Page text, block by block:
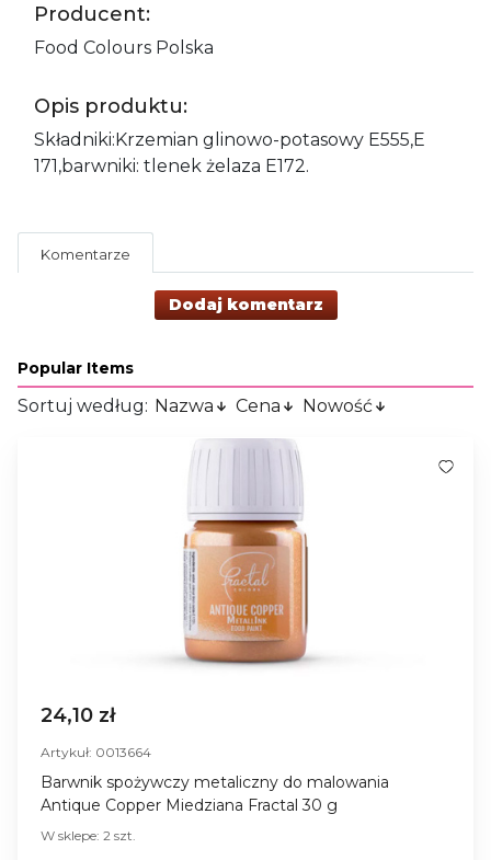
Producent:
Food Colours Polska
Opis produktu:
Składniki:Krzemian glinowo-potasowy E555,E
171,barwniki: tlenek żelaza E172.
Komentarze
Dodaj komentarz
Popular Items
Sortuj według: Nazwa Cena Nowość
24,10 zł
Artykuł: 0013664
Barwnik spożywczy metaliczny do malowania
Antique Copper Miedziana Fractal 30 g
W sklepe: 2 szt.